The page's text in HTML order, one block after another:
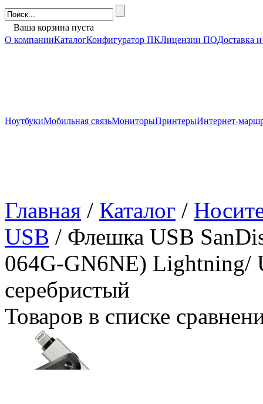
Ваша корзина пуста
О компанииКаталогКонфигуратор ПКЛицензии ПОДоставка
НоутбукиМобильная связьМониторыПринтерыИнтернет-
Главная / Каталог /
USB / Флешка USB
064G-GN6NE) Lightning/
серебристый
Товаров в списке